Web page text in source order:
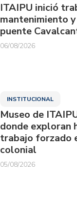
ITAIPU inició
mantenimiento
puente
06/08/2026
INSTITUCIONAL
Museo de
donde exploran
trabajo forzado
colonial
05/08/2026